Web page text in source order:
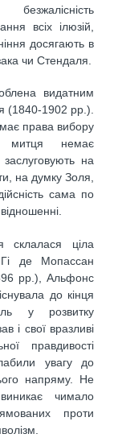
всіх ілюзій,
досягають в
чи Стендаля.
видатним
(1840-1902 рр.).
права вибору
митця немає
на
на думку Золя,
сама по
склалася ціла
Гі де Мопассан
рр.), Альфонс
до кінця
у розвитку
і свої вразливі
правдивості
увагу до
напряму. Не
чимало
проти